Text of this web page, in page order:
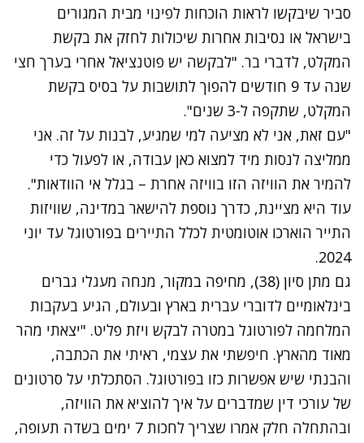
סביר שיבקשו לראות הוכחות לפינוי מבית המגורים
בישראל או נסיבות אחרות שיכולות לחזק את בקשת
המקלט, לדברי בר. "לבקשה יש פוטנציאל אחרי בערך חצי
שנה עד 9 חודשים להפוך לתושבות על בסיס בקשת
המקלט, שתקפה ל-3 שנים".
"עם זאת, אני לא מציעה למי שמגיע, לבנות על זה. אני
ממליצה לנסות מיד למצוא כאן עבודה, או לפעול כדי
להמיר את הוויזה הזו בוויזה אחרת – בגלל אי הוודאות".
עוד היא מציינת, כדרך נוספת להישאר במדינה, שוויזות
התייר הוארכו אוטומטית לכלל התיירים בפורטוגל עד יוני
2024.
גם מתן סיון (38), מחיפה במקור, מנחה מעגלי גברים
בינלאומיים לדוברי עברית בארץ ובעולם, הגיע בעקבות
המלחמה לפורטוגל במטרה לבקש ויזת פליט. "יצאתי מהר
מאוד מהארץ. חיפשתי את עצמי, ראיתי את הכתבה,
והבנתי שיש אפשרות כזו בפורטוגל. הסתכלתי על סרטונים
של עורכי דין שמדברים על איך להוציא את הוויזה,
ובהתחלה חלק אמרו שצריך לחכות 7 ימים בשדה תעופה,